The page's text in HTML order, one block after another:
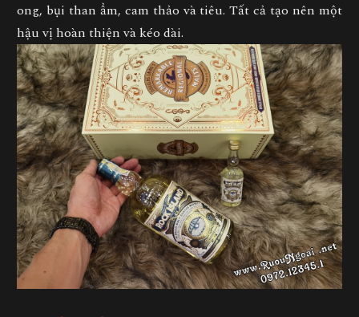
ong, bụi than ẩm, cam thảo và tiêu. Tất cả tạo nên một
hậu vị hoàn thiện và kéo dài.